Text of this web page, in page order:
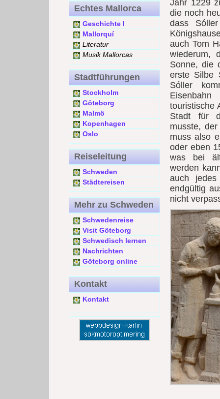
Echtes Mallorca
Geschichte I
Mallorquí
Literatur
Musik Mallorcas
Stadtführungen
Stockholm
Göteborg
Malmö
Kopenhagen
Oslo
Reiseleitung
Schweden
Städtereisen
Mehr zu Schweden
Schwedenreise
Visit Göteborg
Schwedisch lernen
Nachrichten
Göteborg online
Kontakt
Kontakt
Jahr 1229
die noch
dass
auch Tom
wiederum,
Sonne, die
erste Silbe
Sóller
touristische
Stadt für
musste,
muss also
oder eben
was bei
werden
auch
endgültig
nicht